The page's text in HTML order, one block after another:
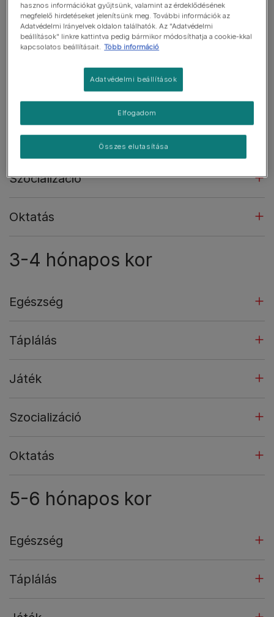
1-2 hónapos kor
Táplálás
Játék
Szocializáció
Oktatás
3-4 hónapos kor
Egészség
Táplálás
Játék
Szocializáció
Oktatás
5-6 hónapos kor
Egészség
Táplálás
hasznos információkat gyűjtsünk, valamint az érdeklődésének
megfelelő hirdetéseket jelenítsünk meg. További információk az
Adatvédelmi Irányelvek oldalon találhatók. Az "Adatvédelmi
beállítások" linkre kattintva pedig bármikor módosíthatja a cookie-kkal
kapcsolatos beállításait. Több információ
Adatvédelmi beállítások
Összes elutasítása
Elfogadom